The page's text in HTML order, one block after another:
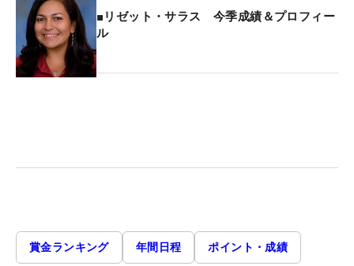
■リゼット・サラス 今季成績＆プロフィー
ル
賞金ランキング 年間日程 ポイント・成績